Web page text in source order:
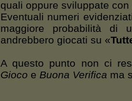
quali oppure sviluppate
Eventuali numeri
maggiore probabilità di
andrebbero giocati su «
A questo punto non ci
Gioco e Buona Verifica ma